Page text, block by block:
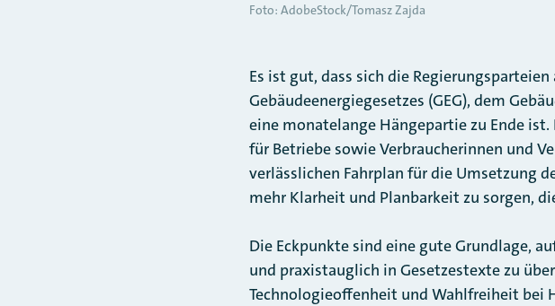
Foto: AdobeStock/Tomasz Zajda
Es ist gut, dass sich die
Gebäudeenergiegesetzes (GEG), dem
eine monatelange Hängepartie zu Ende
für Betriebe sowie Verbraucherinnen und
verlässlichen Fahrplan für die Umsetzung
mehr Klarheit und Planbarkeit zu sorgen,
Die Eckpunkte sind eine gute Grundlage,
und praxistauglich in Gesetzestexte zu
Technologieoffenheit und Wahlfreiheit bei